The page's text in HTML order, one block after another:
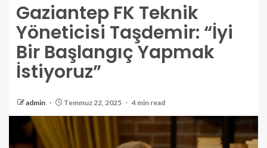
Gaziantep FK Teknik
Yöneticisi Taşdemir: “İyi
Bir Başlangıç Yapmak
İstiyoruz”
admin Temmuz 22, 2025 4 min read